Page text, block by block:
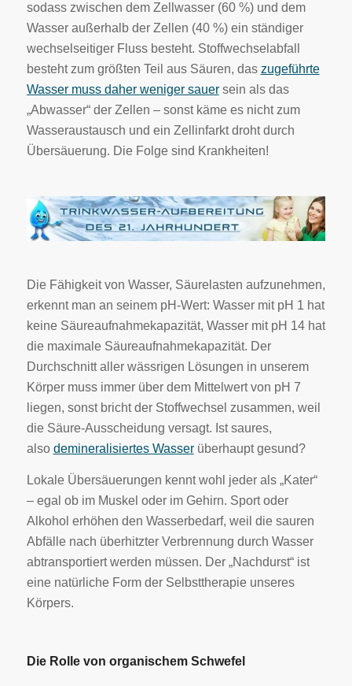
sodass zwischen dem Zellwasser (60 %) und dem
Wasser außerhalb der Zellen (40 %) ein ständiger
wechselseitiger Fluss besteht. Stoffwechselabfall
besteht zum größten Teil aus Säuren, das zugeführte
Wasser muss daher weniger sauersein als das
„Abwasser“ der Zellen – sonst käme es nicht zum
Wasseraustausch und ein Zellinfarkt droht durch
Übersäuerung. Die Folge sind Krankheiten!
Die Fähigkeit von Wasser, Säurelasten aufzunehmen,
erkennt man an seinem pH-Wert: Wasser mit pH 1 hat
keine Säureaufnahmekapazität, Wasser mit pH 14 hat
die maximale Säureaufnahmekapazität. Der
Durchschnitt aller wässrigen Lösungen in unserem
Körper muss immer über dem Mittelwert von pH 7
liegen, sonst bricht der Stoffwechsel zusammen, weil
die Säure-Ausscheidung versagt. Ist saures,
also demineralisiertes Wasserüberhaupt gesund?
Lokale Übersäuerungen kennt wohl jeder als „Kater“
– egal ob im Muskel oder im Gehirn. Sport oder
Alkohol erhöhen den Wasserbedarf, weil die sauren
Abfälle nach überhitzter Verbrennung durch Wasser
abtransportiert werden müssen. Der „Nachdurst“ ist
eine natürliche Form der Selbsttherapie unseres
Körpers.
Die Rolle von organischem Schwefel